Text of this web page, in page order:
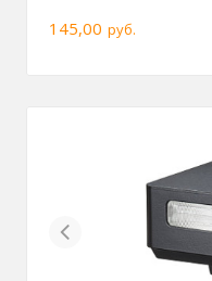
145,00 руб.
Previous